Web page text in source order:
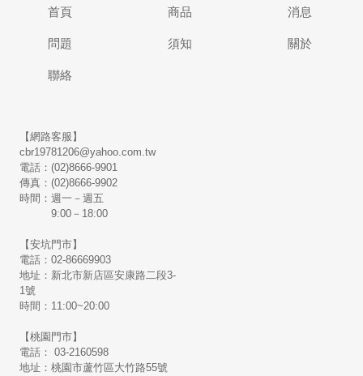
首頁 商品 消息
問題 須知 關於
聯絡
【網路客服】
cbr19781206@yahoo.com.tw
電話：(02)8666-9901
傳真：(02)8666-9902
時間：週一－週五
9:00－18:00
【安坑門市】
電話：02-86669903
地址：新北市新店區安康路二段3-
1號
時間：11:00~20:00
【桃園門市】
電話： 03-2160598
地址：桃園市蘆竹區大竹路55號